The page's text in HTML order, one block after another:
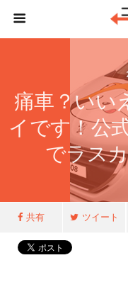
痛車？いい
イです！公
でラス
共有 ツイート